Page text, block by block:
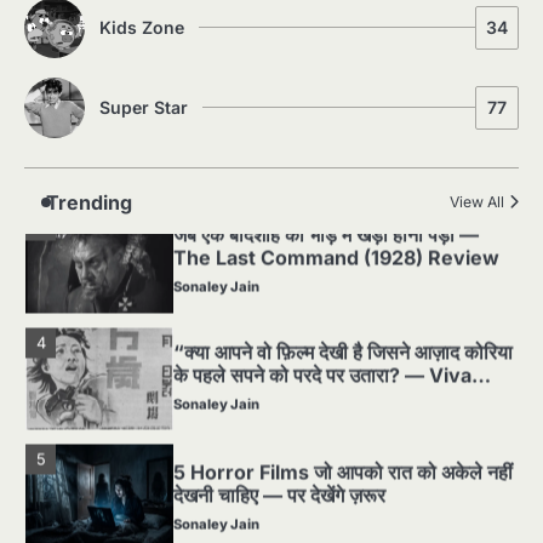
Kids Zone 34
Super Star 77
Trending View All
घटना जिसने Hollywood को हिला दिया
2
पसीने और खून से लिखी गई मूक सिनेमा की कहानी:
Sonaley Jain
3
जब एक बादशाह को भीड़ में खड़ा होना पड़ा —
The Last Command (1928) Review
Sonaley Jain
4
“क्या आपने वो फ़िल्म देखी है जिसने आज़ाद कोरिया
के पहले सपने को परदे पर उतारा? — Viva
Freedom! (1946) रिव्यू”
Sonaley Jain
5
5 Horror Films जो आपको रात को अकेले नहीं
देखनी चाहिए — पर देखेंगे ज़रूर
Sonaley Jain